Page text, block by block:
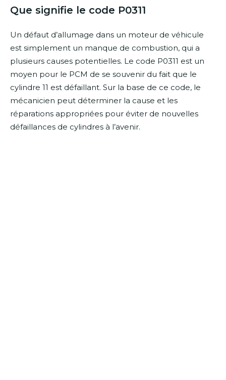
Que signifie le code P0311
Un défaut d’allumage dans un moteur de véhicule
est simplement un manque de combustion, qui a
plusieurs causes potentielles. Le code P0311 est un
moyen pour le PCM de se souvenir du fait que le
cylindre 11 est défaillant. Sur la base de ce code, le
mécanicien peut déterminer la cause et les
réparations appropriées pour éviter de nouvelles
défaillances de cylindres à l’avenir.